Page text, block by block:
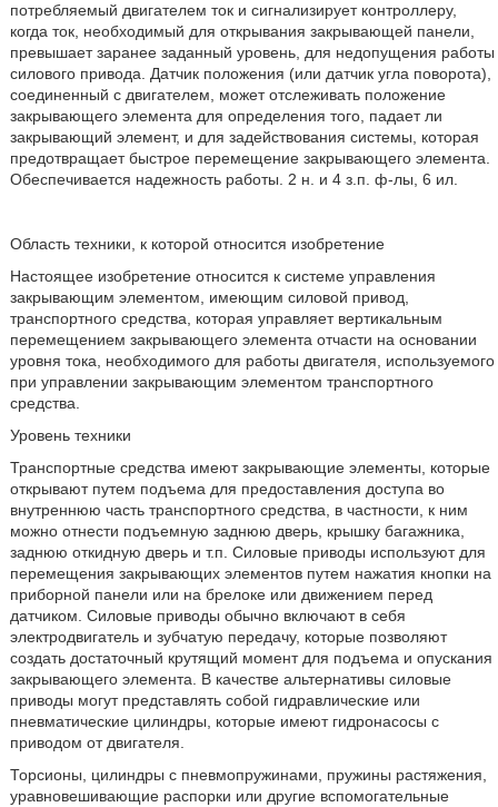
потребляемый двигателем ток и сигнализирует контроллеру,
когда ток, необходимый для открывания закрывающей панели,
превышает заранее заданный уровень, для недопущения работы
силового привода. Датчик положения (или датчик угла поворота),
соединенный с двигателем, может отслеживать положение
закрывающего элемента для определения того, падает ли
закрывающий элемент, и для задействования системы, которая
предотвращает быстрое перемещение закрывающего элемента.
Обеспечивается надежность работы. 2 н. и 4 з.п. ф-лы, 6 ил.
Область техники, к которой относится изобретение
Настоящее изобретение относится к системе управления
закрывающим элементом, имеющим силовой привод,
транспортного средства, которая управляет вертикальным
перемещением закрывающего элемента отчасти на основании
уровня тока, необходимого для работы двигателя, используемого
при управлении закрывающим элементом транспортного
средства.
Уровень техники
Транспортные средства имеют закрывающие элементы, которые
открывают путем подъема для предоставления доступа во
внутреннюю часть транспортного средства, в частности, к ним
можно отнести подъемную заднюю дверь, крышку багажника,
заднюю откидную дверь и т.п. Силовые приводы используют для
перемещения закрывающих элементов путем нажатия кнопки на
приборной панели или на брелоке или движением перед
датчиком. Силовые приводы обычно включают в себя
электродвигатель и зубчатую передачу, которые позволяют
создать достаточный крутящий момент для подъема и опускания
закрывающего элемента. В качестве альтернативы силовые
приводы могут представлять собой гидравлические или
пневматические цилиндры, которые имеют гидронасосы с
приводом от двигателя.
Торсионы, цилиндры с пневмопружинами, пружины растяжения,
уравновешивающие распорки или другие вспомогательные